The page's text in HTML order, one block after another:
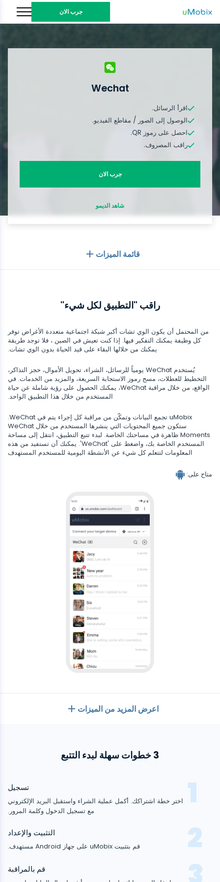
جرب الان
Wechat
اقرأ الرسائل.
الوصول إلى الصور / مقاطع الفيديو.
احصل على رموز QR.
راقب المصروف.
جرب الان
شاهد الديمو
قائمة الميزات
سجلات المكالمات
قائمة جهات الاتصال
رسائل نصية
موقع GPS
كلوغر
معلومات الجهاز
تطبيقات المراسلة
تطبيقات المراسلة
WhatsApp
Facebook messenger
Zoom
Viber
Telegram
Wechat
متعقب محادثات جوجل
وسائل التواصل الاجتماعي
Facebook
Instagram
Snapchat
Tik tok
الوسائط
تتبع الصور والفيديو
الإنترنت
متصفح التاريخ
قريب
راقب "التطبيق لكل شيء"
من المحتمل أن يكون الوي تشات أكبر شبكة اجتماعية متعددة الأغراض توفر
كل وظيفة يمكنك التفكير فيها. إذا كنت تعيش في الصين ، فلا توجد طريقة
يمكنك من خلالها البقاء على قيد الحياة بدون الوي تشات.
يُستخدم WeChat يومياً للرسائل، الشراء، تحويل الأموال، حجز التذاكر،
التخطيط للعطلات، مسح رموز الاستجابة السريعة، والمزيد من الخدمات. في
الواقع، من خلال مراقبة WeChat، يمكنك الحصول على رؤية شاملة عن حياة
المستخدم من خلال هذا التطبيق الواحد.
uMobix تجمع البيانات وتمكّن من مراقبة كل إجراء يتم في WeChat.
ستكون جميع المحتويات التي ينشرها المستخدم من خلال WeChat
Moments ظاهرة في مساحتك الخاصة. لبدء تتبع التطبيق، انتقل إلى مساحة
المستخدم الخاصة بك، واضغط على 'WeChat'. يمكنك أن تستفيد من هذه
المعلومات لتتعلم كل شيء عن الأنشطة اليومية للمستخدم المستهدف
متاح على:
اعرض المزيد من الميزات
سجلات المكالمات
رسائل نصية
كلوغر
تطبيقات المراسلة
WhatsApp
Facebook messenger
Zoom
Viber
وسائل التواصل الاجتماعي
Facebook
Snapchat
تتبع الصور والفيديو
الإنترنت
متصفح التاريخ
3 خطوات سهلة لبدء التتبع
تسجيل
اختر خطة اشتراكك. أكمل عملية الشراء واستقبل البريد الإلكتروني
مع تسجيل الدخول وكلمة المرور.
التثبيت والإعداد
قم بتثبيت uMobix على جهاز Android مستهدف.
قم بالمراقبة